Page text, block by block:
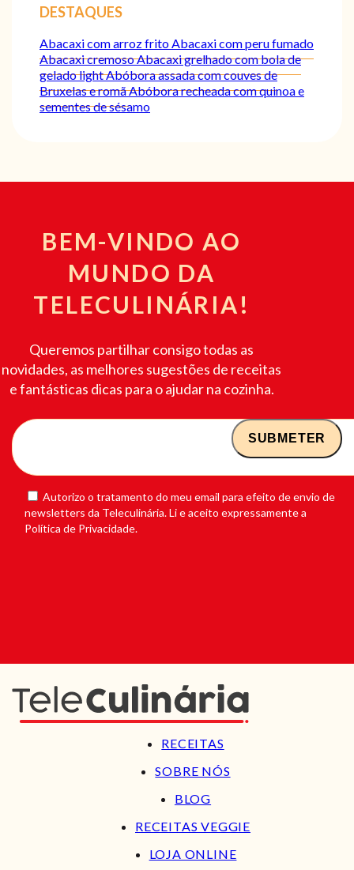
DESTAQUES
Abacaxi com arroz fritoAbacaxi com peru fumado
Abacaxi cremosoAbacaxi grelhado com bola de
gelado lightAbóbora assada com couves de
Bruxelas e romãAbóbora recheada com quinoa e
sementes de sésamo
BEM-VINDO AO
MUNDO DA
TELECULINÁRIA!
Queremos partilhar consigo todas as
novidades, as melhores sugestões de receitas
e fantásticas dicas para o ajudar na cozinha.
Autorizo o tratamento do meu email para efeito de envio de
newsletters da Teleculinária. Li e aceito expressamente a
Política de Privacidade.
RECEITAS
SOBRE NÓS
BLOG
RECEITAS VEGGIE
LOJA ONLINE